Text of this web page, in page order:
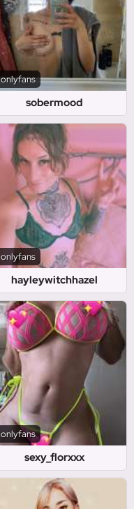
sobermood
onlyfans
hayleywitchhazel
onlyfans
sexy_florxxx
onlyfans